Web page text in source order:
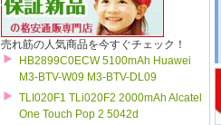
売れ筋の人気商品を今すぐチェック！
HB2899C0ECW 5100mAh Huawei
M3-BTV-W09 M3-BTV-DL09
TLI020F1 TLi020F2 2000mAh Alcatel
One Touch Pop 2 5042d